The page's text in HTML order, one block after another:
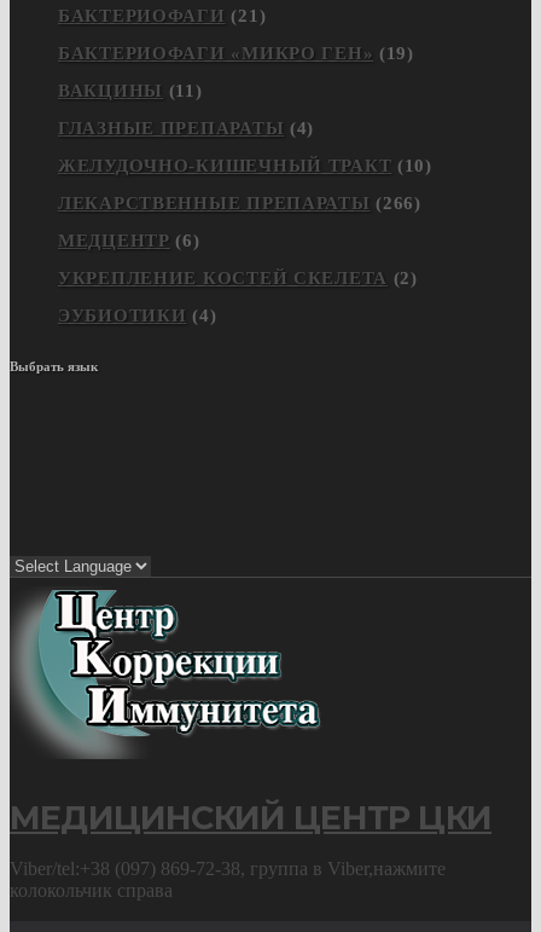
БАКТЕРИОФАГИ (21)
БАКТЕРИОФАГИ «МИКРО ГЕН» (19)
ВАКЦИНЫ (11)
ГЛАЗНЫЕ ПРЕПАРАТЫ (4)
ЖЕЛУДОЧНО-КИШЕЧНЫЙ ТРАКТ (10)
ЛЕКАРСТВЕННЫЕ ПРЕПАРАТЫ (266)
МЕДЦЕНТР (6)
УКРЕПЛЕНИЕ КОСТЕЙ СКЕЛЕТА (2)
ЭУБИОТИКИ (4)
Выбрать язык
МЕДИЦИНСКИЙ ЦЕНТР ЦКИ
Viber/tel:+38 (097) 869-72-38, группа в Viber,нажмите
колокольчик справа